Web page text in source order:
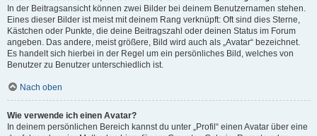
In der Beitragsansicht können zwei Bilder bei deinem Benutzernamen stehen.
Eines dieser Bilder ist meist mit deinem Rang verknüpft: Oft sind dies Sterne,
Kästchen oder Punkte, die deine Beitragszahl oder deinen Status im Forum
angeben. Das andere, meist größere, Bild wird auch als „Avatar“ bezeichnet.
Es handelt sich hierbei in der Regel um ein persönliches Bild, welches von
Benutzer zu Benutzer unterschiedlich ist.
Nach oben
Wie verwende ich einen Avatar?
In deinem persönlichen Bereich kannst du unter „Profil“ einen Avatar über eine